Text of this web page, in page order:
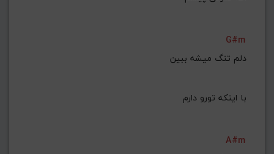
G#m
دلم تنگ میشه ببین
با اینکه تورو دارم
A#m